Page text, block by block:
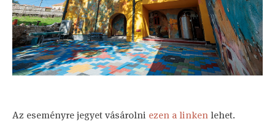
Az eseményre jegyet vásárolni ezen a linkenlehet.